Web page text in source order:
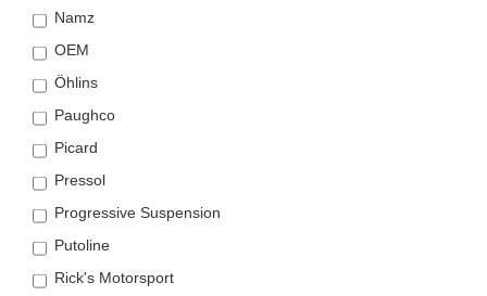
Namz
OEM
Öhlins
Paughco
Picard
Pressol
Progressive Suspension
Putoline
Rick's Motorsport